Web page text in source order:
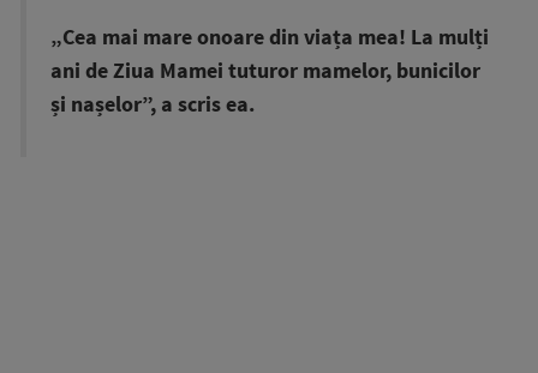
„Cea mai mare onoare din viața mea! La mulți
ani de Ziua Mamei tuturor mamelor, bunicilor
și nașelor”, a scris ea.